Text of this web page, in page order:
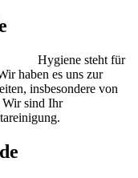
Hygiene steht für
haben es uns zur
insbesondere von
Wir sind Ihr